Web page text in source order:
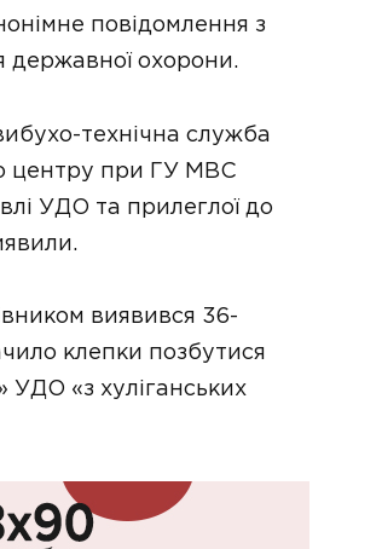
повідомлення з
державної охорони.
технічна служба
центру при ГУ МВС
УДО та прилеглої до
виявився 36-
клепки позбутися
УДО «з хуліганських